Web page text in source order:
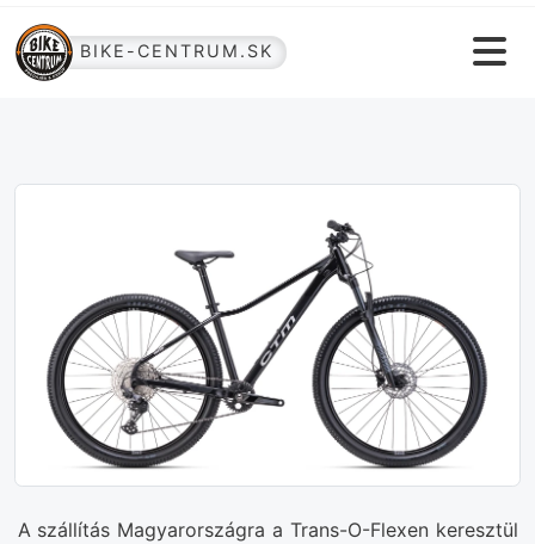
BIKE-CENTRUM.SK
A szállítás Magyarországra a Trans-O-Flexen keresztül